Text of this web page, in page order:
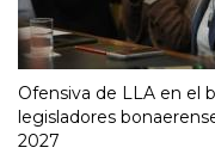
Ofensiva de LLA en el
legisladores
2027